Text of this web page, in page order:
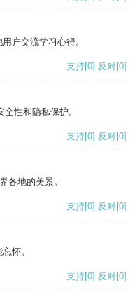
户交流学习心得。
支持[0] 反对[0]
性和隐私保护。
支持[0] 反对[0]
各地的美景。
支持[0] 反对[0]
怀。
支持[0] 反对[0]